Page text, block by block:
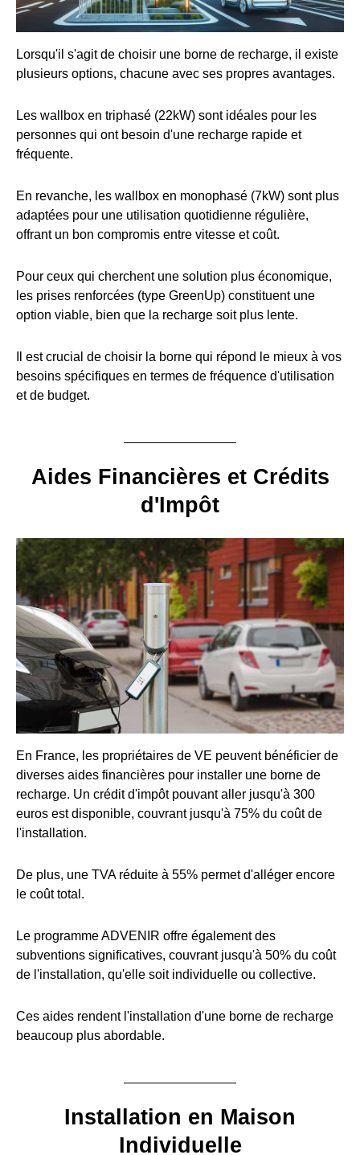
Lorsqu'il s'agit de choisir une borne de recharge, il existe
plusieurs options, chacune avec ses propres avantages.
Les wallbox en triphasé (22kW) sont idéales pour les
personnes qui ont besoin d'une recharge rapide et
fréquente.
En revanche, les wallbox en monophasé (7kW) sont plus
adaptées pour une utilisation quotidienne régulière,
offrant un bon compromis entre vitesse et coût.
Pour ceux qui cherchent une solution plus économique,
les prises renforcées (type GreenUp) constituent une
option viable, bien que la recharge soit plus lente.
Il est crucial de choisir la borne qui répond le mieux à vos
besoins spécifiques en termes de fréquence d'utilisation
et de budget.
Aides Financières et Crédits
d'Impôt
En France, les propriétaires de VE peuvent bénéficier de
diverses aides financières pour installer une borne de
recharge. Un crédit d'impôt pouvant aller jusqu'à 300
euros est disponible, couvrant jusqu'à 75% du coût de
l'installation.
De plus, une TVA réduite à 55% permet d'alléger encore
le coût total.
Le programme ADVENIR offre également des
subventions significatives, couvrant jusqu'à 50% du coût
de l'installation, qu'elle soit individuelle ou collective.
Ces aides rendent l'installation d'une borne de recharge
beaucoup plus abordable.
Installation en Maison
Individuelle